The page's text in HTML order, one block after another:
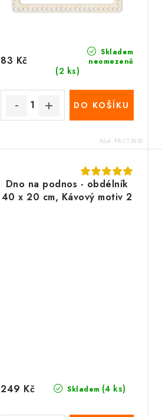
u
t
Skladem
neomezeně
(2 ks)
83 Kč
DO KOŠÍKU
Kód: PR-CT3030
Dno na podnos - obdélník
40 x 20 cm, Kávový motiv 2
Skladem (4 ks)
249 Kč